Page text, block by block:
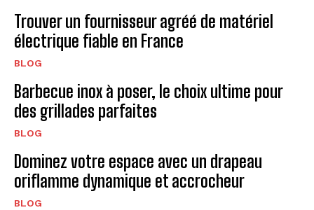
Trouver un fournisseur agréé de matériel
électrique fiable en France
BLOG
Barbecue inox à poser, le choix ultime pour
des grillades parfaites
BLOG
Dominez votre espace avec un drapeau
oriflamme dynamique et accrocheur
BLOG